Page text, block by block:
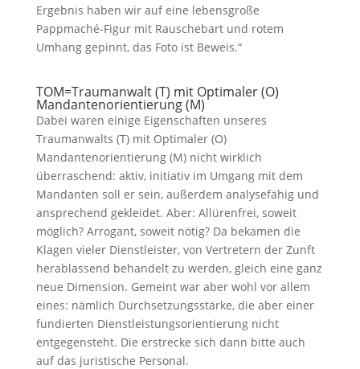
Ergebnis haben wir auf eine lebensgroße
Pappmaché-Figur mit Rauschebart und rotem
Umhang gepinnt, das Foto ist Beweis.“
TOM=Traumanwalt (T) mit Optimaler (O)
Mandantenorientierung (M)
Dabei waren einige Eigenschaften unseres
Traumanwalts (T) mit Optimaler (O)
Mandantenorientierung (M) nicht wirklich
überraschend: aktiv, initiativ im Umgang mit dem
Mandanten soll er sein, außerdem analysefähig und
ansprechend gekleidet. Aber: Allürenfrei, soweit
möglich? Arrogant, soweit nötig? Da bekamen die
Klagen vieler Dienstleister, von Vertretern der Zunft
herablassend behandelt zu werden, gleich eine ganz
neue Dimension. Gemeint war aber wohl vor allem
eines: nämlich Durchsetzungsstärke, die aber einer
fundierten Dienstleistungsorientierung nicht
entgegensteht. Die erstrecke sich dann bitte auch
auf das juristische Personal.